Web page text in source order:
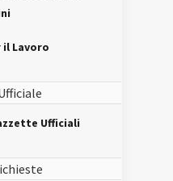
il Lavoro
Ufficiali